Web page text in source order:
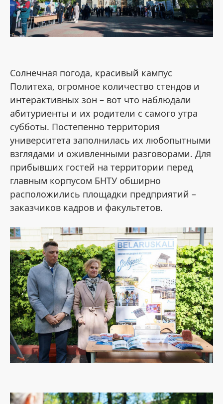
Солнечная погода, красивый кампус
Политеха, огромное количество стендов и
интерактивных зон – вот что наблюдали
абитуриенты и их родители с самого утра
субботы. Постепенно территория
университета заполнилась их любопытными
взглядами и оживленными разговорами. Для
прибывших гостей на территории перед
главным корпусом БНТУ обширно
расположились площадки предприятий –
заказчиков кадров и факультетов.